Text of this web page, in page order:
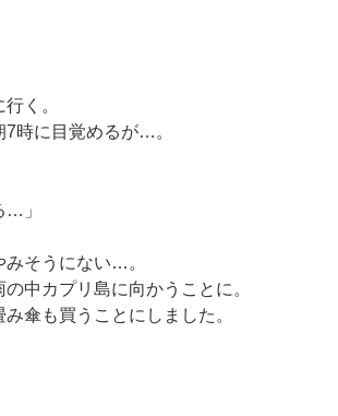
く。
7時に目覚めるが…。
…」
みそうにない…。
中カプリ島に向かうことに。
傘も買うことにしました。